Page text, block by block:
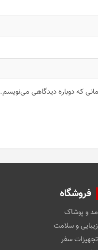
که دوباره دیدگاهی می‌نویسم.
فروشگاه
مد و پوشاک
زیبایی و سلامت
تجهیزات سفر